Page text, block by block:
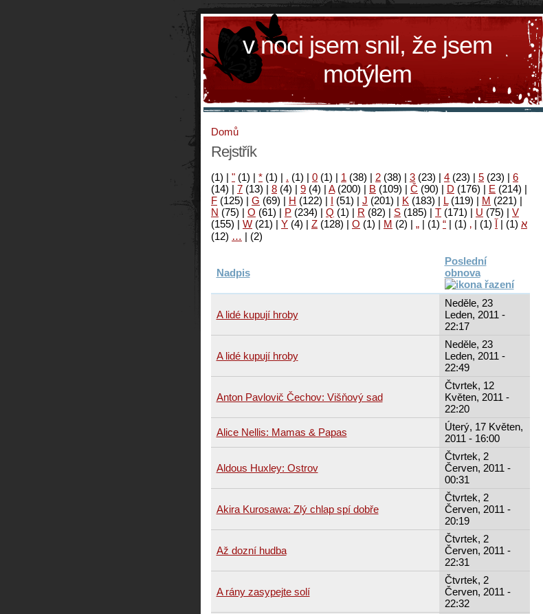
v noci jsem snil, že jsem
motýlem
Domů
Rejstřík
(1) | " (1) | * (1) | . (1) | 0 (1) | 1 (38) | 2 (38) | 3 (23) | 4 (23) | 5 (23) | 6
(14) | 7 (13) | 8 (4) | 9 (4) | A(200) | B (109) | Č (90) | D (176) | E (214) |
F (125) | G (69) | H (122) | I (51) | J (201) | K (183) | L(119) | M (221) |
N (75) | O (61) | P (234) | Q (1) | R (82) | S (185) | T (171) | U (75) | V
(155) | W (21) | Y (4) | Z (128) | Ο (1) | М (2) | א (1)
| آ (1)
|
‚
(1)
|
“
(1)
|
„
(2)
|
…
(12)
Nadpis
Poslední
obnova
A lidé kupují hroby
Neděle, 23
Leden, 2011 -
22:17
A lidé kupují hroby
Neděle, 23
Leden, 2011 -
22:49
Anton Pavlovič Čechov: Višňový sad
Čtvrtek, 12
Květen, 2011 -
22:20
Alice Nellis: Mamas & Papas
Úterý, 17 Květen,
2011 - 16:00
Aldous Huxley: Ostrov
Čtvrtek, 2
Červen, 2011 -
00:31
Akira Kurosawa: Zlý chlap spí dobře
Čtvrtek, 2
Červen, 2011 -
20:19
Až dozní hudba
Čtvrtek, 2
Červen, 2011 -
22:31
A rány zasypejte solí
Čtvrtek, 2
Červen, 2011 -
22:32